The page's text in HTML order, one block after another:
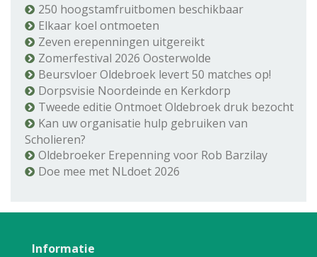
250 hoogstamfruitbomen beschikbaar
Elkaar koel ontmoeten
Zeven erepenningen uitgereikt
Zomerfestival 2026 Oosterwolde
Beursvloer Oldebroek levert 50 matches op!
Dorpsvisie Noordeinde en Kerkdorp
Tweede editie Ontmoet Oldebroek druk bezocht
Kan uw organisatie hulp gebruiken van
Scholieren?
Oldebroeker Erepenning voor Rob Barzilay
Doe mee met NLdoet 2026
Informatie